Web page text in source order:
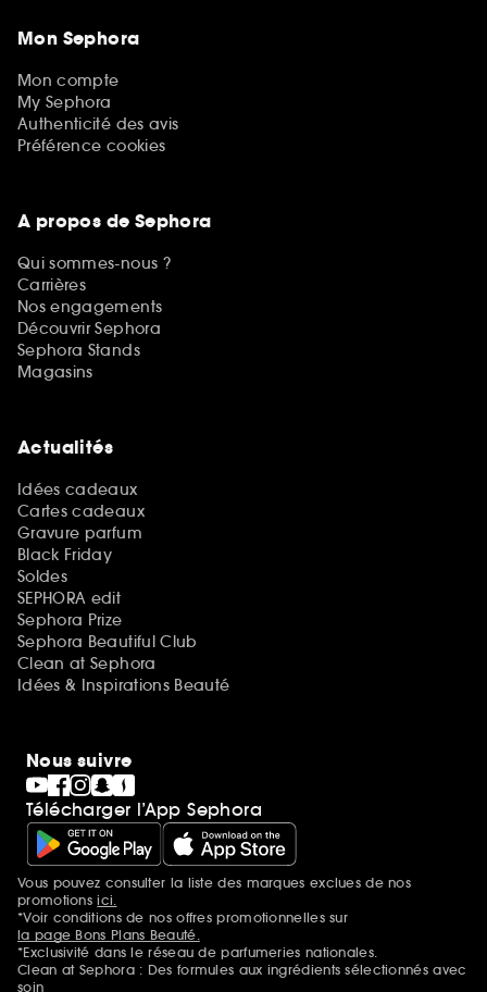
Mon Sephora
Mon compte
My Sephora
Authenticité des avis
Préférence cookies
A propos de Sephora
Qui sommes-nous ?
Carrières
Nos engagements
Découvrir Sephora
Sephora Stands
Magasins
Actualités
Idées cadeaux
Cartes cadeaux
Gravure parfum
Black Friday
Soldes
SEPHORA edit
Sephora Prize
Sephora Beautiful Club
Clean at Sephora
Idées & Inspirations Beauté
Nous suivre
Télécharger l’App Sephora
Mentions additionnelles
Vous pouvez consulter la liste des marques exclues de nos
promotionsici.
*Voir conditions de nos offres promotionnelles sur
la page Bons Plans Beauté.
*Exclusivité dans le réseau de parfumeries nationales.
Clean at Sephora : Des formules aux ingrédients sélectionnés avec
soin